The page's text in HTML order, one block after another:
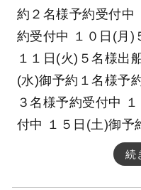
約２名様予約受付中
約受付中 １０日(月)
１１日(火)５名様出
(水)御予約１名様予
３名様予約受付中
付中 １５日(土)御予
続